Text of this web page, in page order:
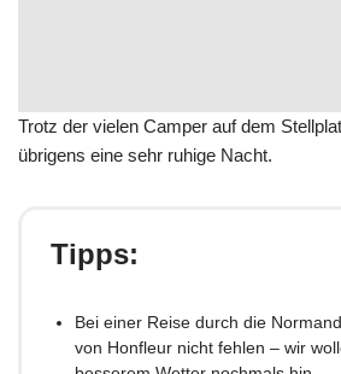
Trotz der vielen Camper auf dem
übrigens eine sehr ruhige Nacht.
Tipps:
Bei einer Reise durch die
von Honfleur nicht fehlen – wir